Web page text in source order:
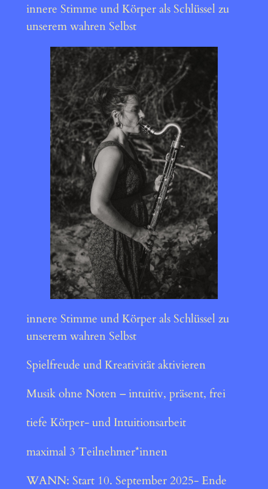
innere Stimme und Körper als Schlüssel zu
unserem wahren Selbst
innere Stimme und Körper als Schlüssel zu
unserem wahren Selbst
Spielfreude und Kreativität aktivieren
Musik ohne Noten – intuitiv, präsent, frei
tiefe Körper- und Intuitionsarbeit
maximal 3 Teilnehmer*innen
WANN: Start 10. September 2025- Ende